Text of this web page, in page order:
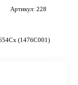
Артикул: 228
(1476C001)